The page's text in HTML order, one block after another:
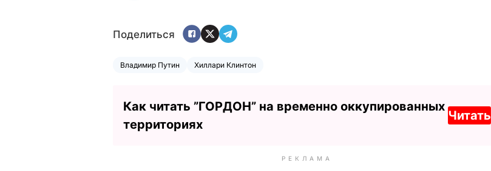
Поделиться
Владимир Путин Хиллари Клинтон
Как читать ”ГОРДОН” на временно оккупированных
территориях
Читать
РЕКЛАМА